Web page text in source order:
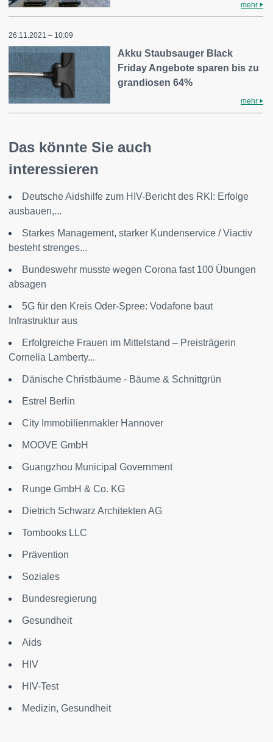
mehr
26.11.2021 – 10:09
Akku Staubsauger Black
Friday Angebote sparen bis zu
grandiosen 64%
mehr
Das könnte Sie auch
interessieren
Deutsche Aidshilfe zum HIV-Bericht des RKI: Erfolge
ausbauen,...
Starkes Management, starker Kundenservice / Viactiv
besteht strenges...
Bundeswehr musste wegen Corona fast 100 Übungen
absagen
5G für den Kreis Oder-Spree: Vodafone baut
Infrastruktur aus
Erfolgreiche Frauen im Mittelstand – Preisträgerin
Cornelia Lamberty...
Dänische Christbäume - Bäume & Schnittgrün
Estrel Berlin
City Immobilienmakler Hannover
MOOVE GmbH
Guangzhou Municipal Government
Runge GmbH & Co. KG
Dietrich Schwarz Architekten AG
Tombooks LLC
Prävention
Soziales
Bundesregierung
Gesundheit
Aids
HIV
HIV-Test
Medizin, Gesundheit